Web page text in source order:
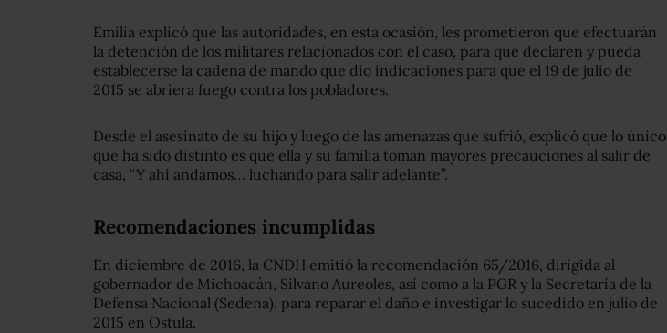
Emilia explicó que las autoridades, en esta ocasión, les prometieron que efectuarán
la detención de los militares relacionados con el caso, para que declaren y pueda
establecerse la cadena de mando que dio indicaciones para que el 19 de julio de
2015 se abriera fuego contra los pobladores.
Desde el asesinato de su hijo y luego de las amenazas que sufrió, explicó que lo único
que ha sido distinto es que ella y su familia toman mayores precauciones al salir de
casa, “Y ahí andamos… luchando para salir adelante”.
Recomendaciones incumplidas
En diciembre de 2016, la CNDH emitió la recomendación 65/2016, dirigida al
gobernador de Michoacán, Silvano Aureoles, así como a la PGR y la Secretaría de la
Defensa Nacional (Sedena), para reparar el daño e investigar lo sucedido en julio de
2015 en Ostula.